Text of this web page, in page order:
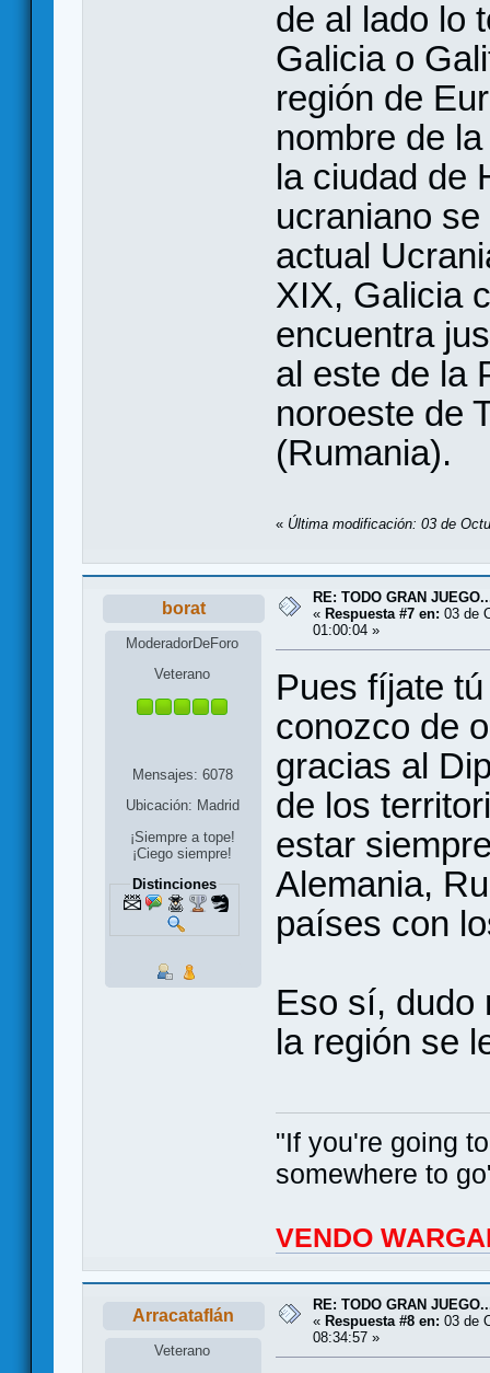
de al lado lo
Galicia o
región de
nombre de
la ciudad de
ucraniano
actual
XIX, Galicia
encuentra
al este de la
noroeste de
(Rumania).
« Última modificación: 03 de
borat
ModeradorDeForo
Veterano
Mensajes: 6078
Ubicación: Madrid
¡Siempre a tope!
¡Ciego siempre!
Distinciones
RE: TODO GRAN
« Respuesta #7 en: 03 de
01:00:04 »
Pues fíjate
conozco de
gracias al
de los
estar
Alemania,
países con
Eso sí, dudo
la región se
"If you're going
somewhere to
VENDO
Arracataflán
Veterano
RE: TODO GRAN
« Respuesta #8 en: 03 de
08:34:57 »